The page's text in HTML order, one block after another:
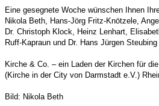
Eine gesegnete Woche wünschen Ihnen
Nikola Beth, Hans-Jörg Fritz-Knötzele,
Dr. Christoph Klock, Heinz Lenhart,
Ruff-Kapraun und Dr. Hans Jürgen Steubing
Kirche & Co. – ein Laden der Kirchen für
(Kirche in der City von Darmstadt e.V.)
Bild: Nikola Beth